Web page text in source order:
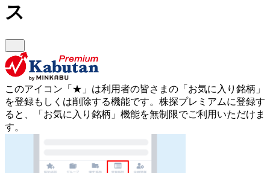
ス
このアイコン 「★」 は利用者の皆さまの 「お気に入り銘柄」
を登録もしくは削除する機能です。 株探プレミアムに登録す
ると、「お気に入り銘柄」機能を無制限でご利用いただけま
す。